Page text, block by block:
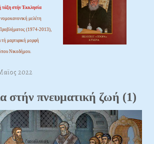
τάξη στήν Ἐκκλησία
μελέτη
(1974-2013),
τή μαρτυρική μορφή
Νικοδήμου.
2022
στήν πνευματική ζωή (1)